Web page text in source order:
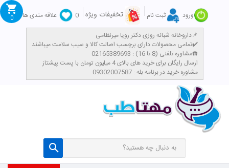
ورود ثبت نام تخفیفات ویژه 0
علاقه مندی ها
داروخانه شبانه روزی دکتر رویا میرنظامی📌
تمامی محصولات دارای برچسب اصالت کالا و سیب سلامت میباشند✔️
مشاوره تلفنی (8 تا 16) : 02165389693☎️
​ارسال رایگان برای خرید های بالای 4 میلیون تومان با پست پیشتاز
مشاوره خرید در برنامه بله : 09302007587
0